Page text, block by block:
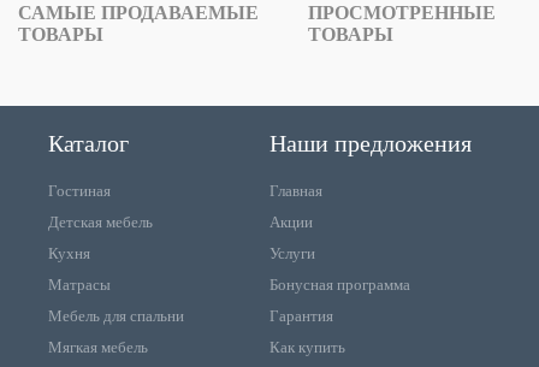
САМЫЕ ПРОДАВАЕМЫЕ
ТОВАРЫ
ПРОСМОТРЕННЫЕ
ТОВАРЫ
Каталог
Гостиная
Детская мебель
Кухня
Матрасы
Мебель для спальни
Мягкая мебель
Наши предложения
Главная
Акции
Услуги
Бонусная программа
Гарантия
Как купить